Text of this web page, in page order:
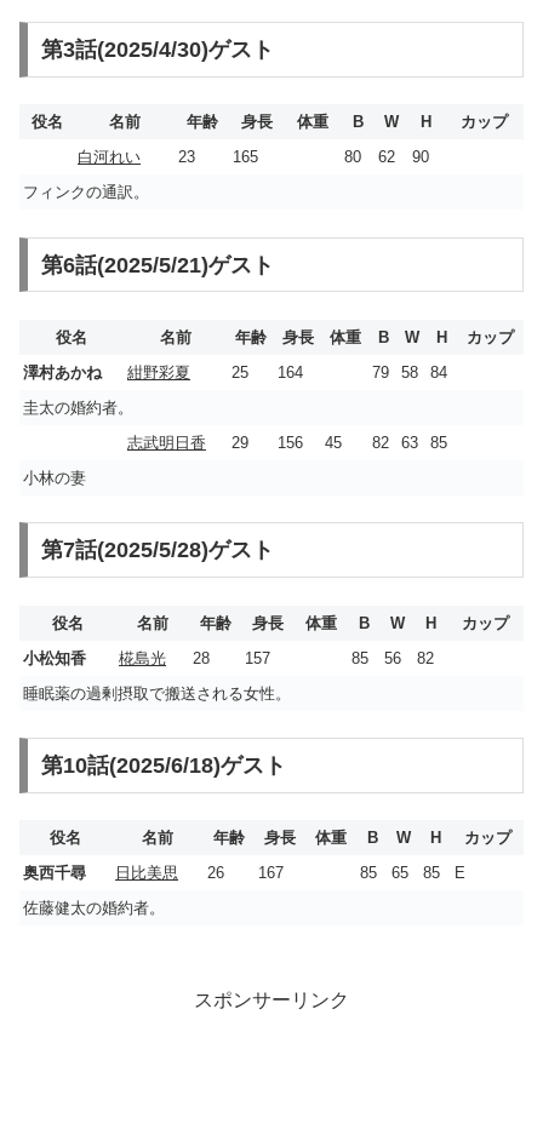
第3話(2025/4/30)ゲスト
役名 名前 年齢 身長 体重 B W H
カップ
白河れい
23 165 80 62
90
フィンクの通訳。
第6話(2025/5/21)ゲスト
役名 名前 年齢 身長 体重 B W H
カップ
澤村あかね
紺野彩夏 25 164 79 58
84
圭太の婚約者。
志武明日香
29 156 45 82 63
85
小林の妻
第7話(2025/5/28)ゲスト
役名 名前 年齢 身長 体重 B W H
カップ
小松知香
椛島光 28 157 85 56
82
睡眠薬の過剰摂取で搬送される女性。
第10話(2025/6/18)ゲスト
役名 名前 年齢 身長 体重 B W H
カップ
奥西千尋
日比美思 26 167 85 65 85
E
佐藤健太の婚約者。
スポンサーリンク